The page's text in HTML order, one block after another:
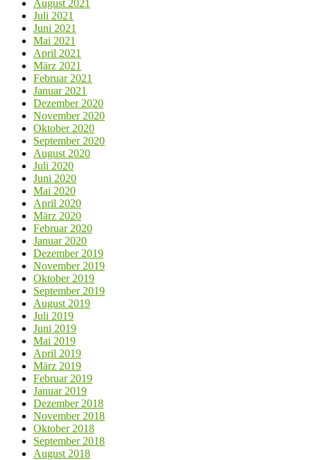
August 2021
Juli 2021
Juni 2021
Mai 2021
April 2021
März 2021
Februar 2021
Januar 2021
Dezember 2020
November 2020
Oktober 2020
September 2020
August 2020
Juli 2020
Juni 2020
Mai 2020
April 2020
März 2020
Februar 2020
Januar 2020
Dezember 2019
November 2019
Oktober 2019
September 2019
August 2019
Juli 2019
Juni 2019
Mai 2019
April 2019
März 2019
Februar 2019
Januar 2019
Dezember 2018
November 2018
Oktober 2018
September 2018
August 2018